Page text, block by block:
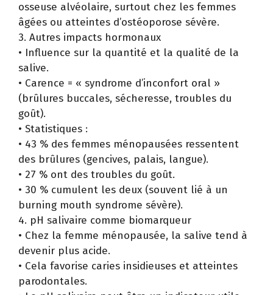
osseuse alvéolaire, surtout chez les femmes
âgées ou atteintes d’ostéoporose sévère.
3. Autres impacts hormonaux
• Influence sur la quantité et la qualité de la
salive.
• Carence = « syndrome d’inconfort oral »
(brûlures buccales, sécheresse, troubles du
goût).
• Statistiques :
• 43 % des femmes ménopausées ressentent
des brûlures (gencives, palais, langue).
• 27 % ont des troubles du goût.
• 30 % cumulent les deux (souvent lié à un
burning mouth syndrome sévère).
4. pH salivaire comme biomarqueur
• Chez la femme ménopausée, la salive tend à
devenir plus acide.
• Cela favorise caries insidieuses et atteintes
parodontales.